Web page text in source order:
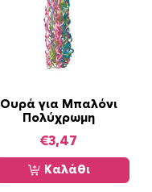
Ουρά για Μπαλόνι
Πολύχρωμη
€3,47
Καλάθι